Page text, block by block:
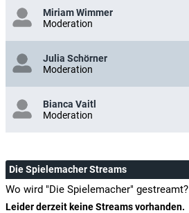
Miriam Wimmer
Moderation
Julia Schörner
Moderation
Bianca Vaitl
Moderation
Die Spielemacher Streams
Wo wird "Die Spielemacher" gestreamt?
Leider derzeit keine Streams vorhanden.